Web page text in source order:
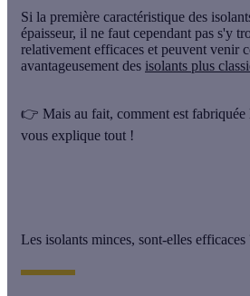
Si la première caractéristique des
épaisseur, il ne faut cependant pas s'y
relativement efficaces et peuvent venir
avantageusement des isolants plus
👉 Mais au fait, comment est
vous explique tout !
Les isolants minces, sont-elles efficaces